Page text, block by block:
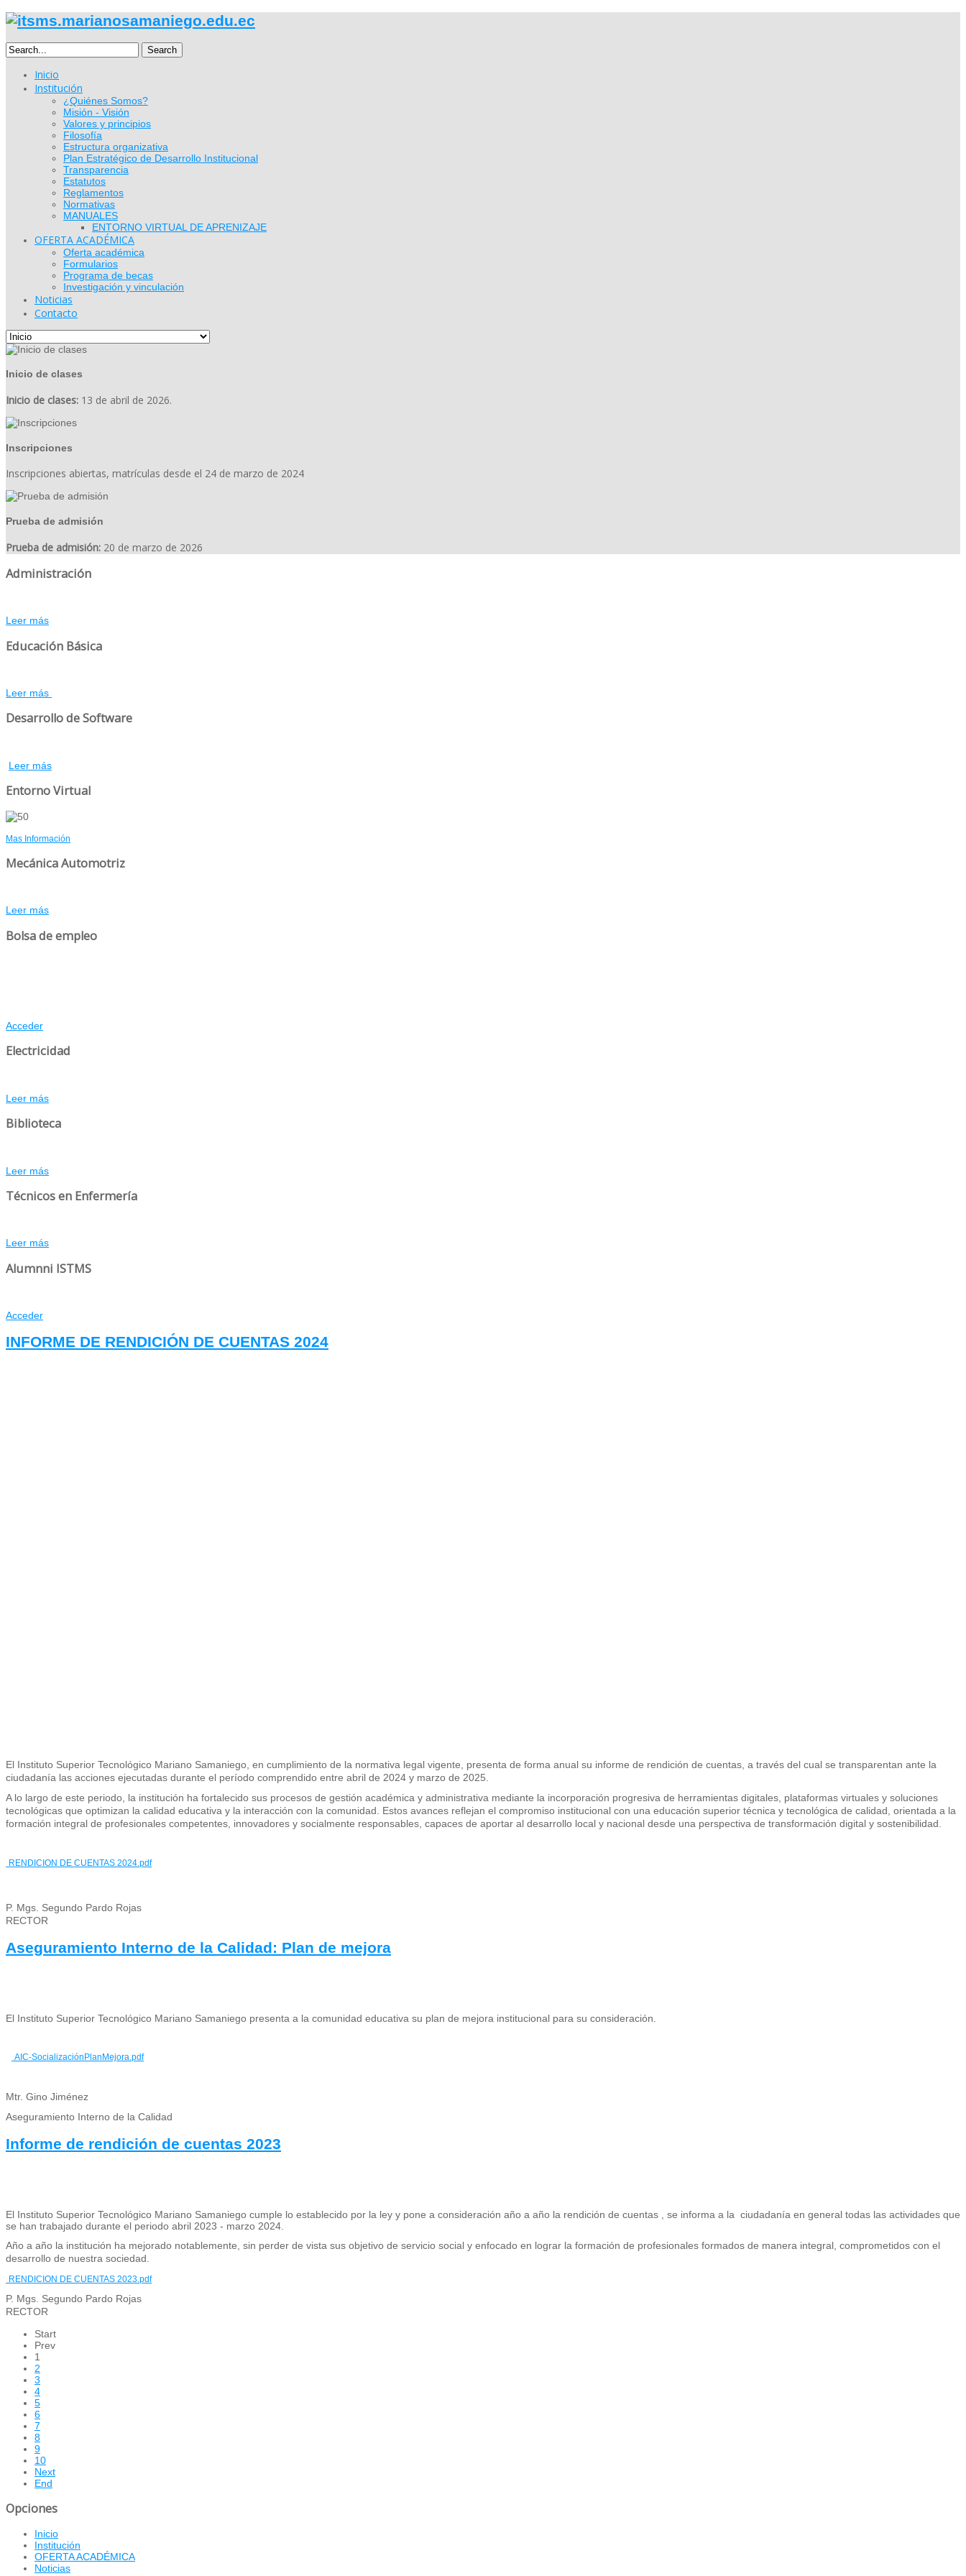
Search
Inicio
Institución
¿Quiénes Somos?
Misión - Visión
Valores y principios
Filosofía
Estructura organizativa
Plan Estratégico de Desarrollo Institucional
Transparencia
Estatutos
Reglamentos
Normativas
MANUALES
ENTORNO VIRTUAL DE APRENIZAJE
OFERTA ACADÉMICA
Oferta académica
Formularios
Programa de becas
Investigación y vinculación
Noticias
Contacto
Inicio de clases
Inicio de clases: 13 de abril de 2026.
Inscripciones
Inscripciones abiertas, matrículas desde el 24 de marzo de 2024
Prueba de admisión
Prueba de admisión: 20 de marzo de 2026
Administración
Leer más
Educación Básica
Leer más
Desarrollo de Software
Leer más
Entorno Virtual
Mas Información
Mecánica Automotriz
Leer más
Bolsa de empleo
Acceder
Electricidad
Leer más
Biblioteca
Leer más
Técnicos en Enfermería
Leer más
Alumnni ISTMS
Acceder
INFORME DE RENDICIÓN DE CUENTAS 2024
El Instituto Superior Tecnológico Mariano Samaniego, en cumplimiento de la normativa legal vigente, presenta de forma anual su informe de rendición de cuentas, a través del cual se transparentan ante la
ciudadanía las acciones ejecutadas durante el período comprendido entre abril de 2024 y marzo de 2025.
A lo largo de este periodo, la institución ha fortalecido sus procesos de gestión académica y administrativa mediante la incorporación progresiva de herramientas digitales, plataformas virtuales y soluciones
tecnológicas que optimizan la calidad educativa y la interacción con la comunidad. Estos avances reflejan el compromiso institucional con una educación superior técnica y tecnológica de calidad, orientada a la
formación integral de profesionales competentes, innovadores y socialmente responsables, capaces de aportar al desarrollo local y nacional desde una perspectiva de transformación digital y sostenibilidad.
RENDICION DE CUENTAS 2024.pdf
P. Mgs. Segundo Pardo Rojas
RECTOR
Aseguramiento Interno de la Calidad: Plan de mejora
El Instituto Superior Tecnológico Mariano Samaniego presenta a la comunidad educativa su plan de mejora institucional para su consideración.
AIC-SocializaciónPlanMejora.pdf
Mtr. Gino Jiménez
Aseguramiento Interno de la Calidad
Informe de rendición de cuentas 2023
El Instituto Superior Tecnológico Mariano Samaniego cumple lo establecido por la ley y pone a consideración año a año la rendición de cuentas , se informa a la ciudadanía en general todas las actividades que
se han trabajado durante el periodo abril 2023 - marzo 2024.
Año a año la institución ha mejorado notablemente, sin perder de vista sus objetivo de servicio social y enfocado en lograr la formación de profesionales formados de manera integral, comprometidos con el
desarrollo de nuestra sociedad.
RENDICION DE CUENTAS 2023.pdf
P. Mgs. Segundo Pardo Rojas
RECTOR
Start
Prev
1
2
3
4
5
6
7
8
9
10
Next
End
Opciones
Inicio
Institución
OFERTA ACADÉMICA
Noticias